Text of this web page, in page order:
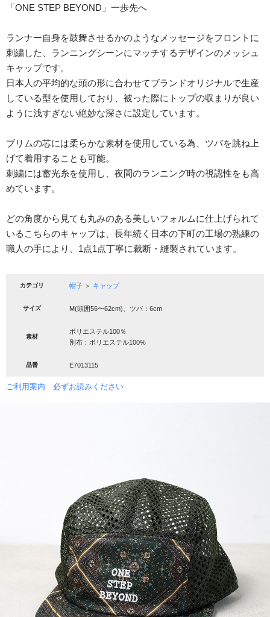
「ONE STEP BEYOND」一歩先へ
ランナー自身を鼓舞させるかのようなメッセージをフロントに
刺繍した、ランニングシーンにマッチするデザインのメッシュ
キャップです。
日本人の平均的な頭の形に合わせてブランドオリジナルで生産
している型を使用しており、被った際にトップの収まりが良い
ように浅すぎない絶妙な深さに設定しています。
ブリムの芯には柔らかな素材を使用している為、ツバを跳ね上
げて着用することも可能。
刺繍には蓄光糸を使用し、夜間のランニング時の視認性をも高
めています。
どの角度から見ても丸みのある美しいフォルムに仕上げられて
いるこちらのキャップは、長年続く日本の下町の工場の熟練の
職人の手により、1点1点丁寧に裁断・縫製されています。
カテゴリ 帽子 ＞ キャップ
サイズ M(頭囲56〜62cm)、ツバ：6cm
素材
ポリエステル100％
別布：ポリエステル100%
品番 E7013115
ご利用案内 必ずお読みください